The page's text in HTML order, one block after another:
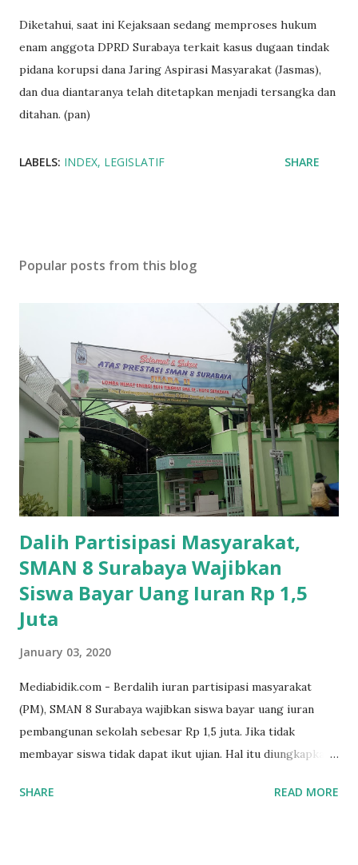
Diketahui, saat ini Kejaksaan sedang memproses hukum
enam anggota DPRD Surabaya terkait kasus dugaan tindak
pidana korupsi dana Jaring Aspirasi Masyarakat (Jasmas),
dan dua diantaranya telah ditetapkan menjadi tersangka dan
ditahan. (pan)
LABELS: INDEX LEGISLATIF SHARE
Popular posts from this blog
Dalih Partisipasi Masyarakat,
SMAN 8 Surabaya Wajibkan
Siswa Bayar Uang Iuran Rp 1,5
Juta
January 03, 2020
Mediabidik.com - Berdalih iuran partisipasi masyarakat
(PM), SMAN 8 Surabaya wajibkan siswa bayar uang iuran
pembangunan sekolah sebesar Rp 1,5 juta. Jika tidak
membayar siswa tidak dapat ikut ujian. Hal itu diungkapkan
SMAN 8 Jalan Iskandar Muda Surabaya mengatakan, ada
SHARE READ MORE